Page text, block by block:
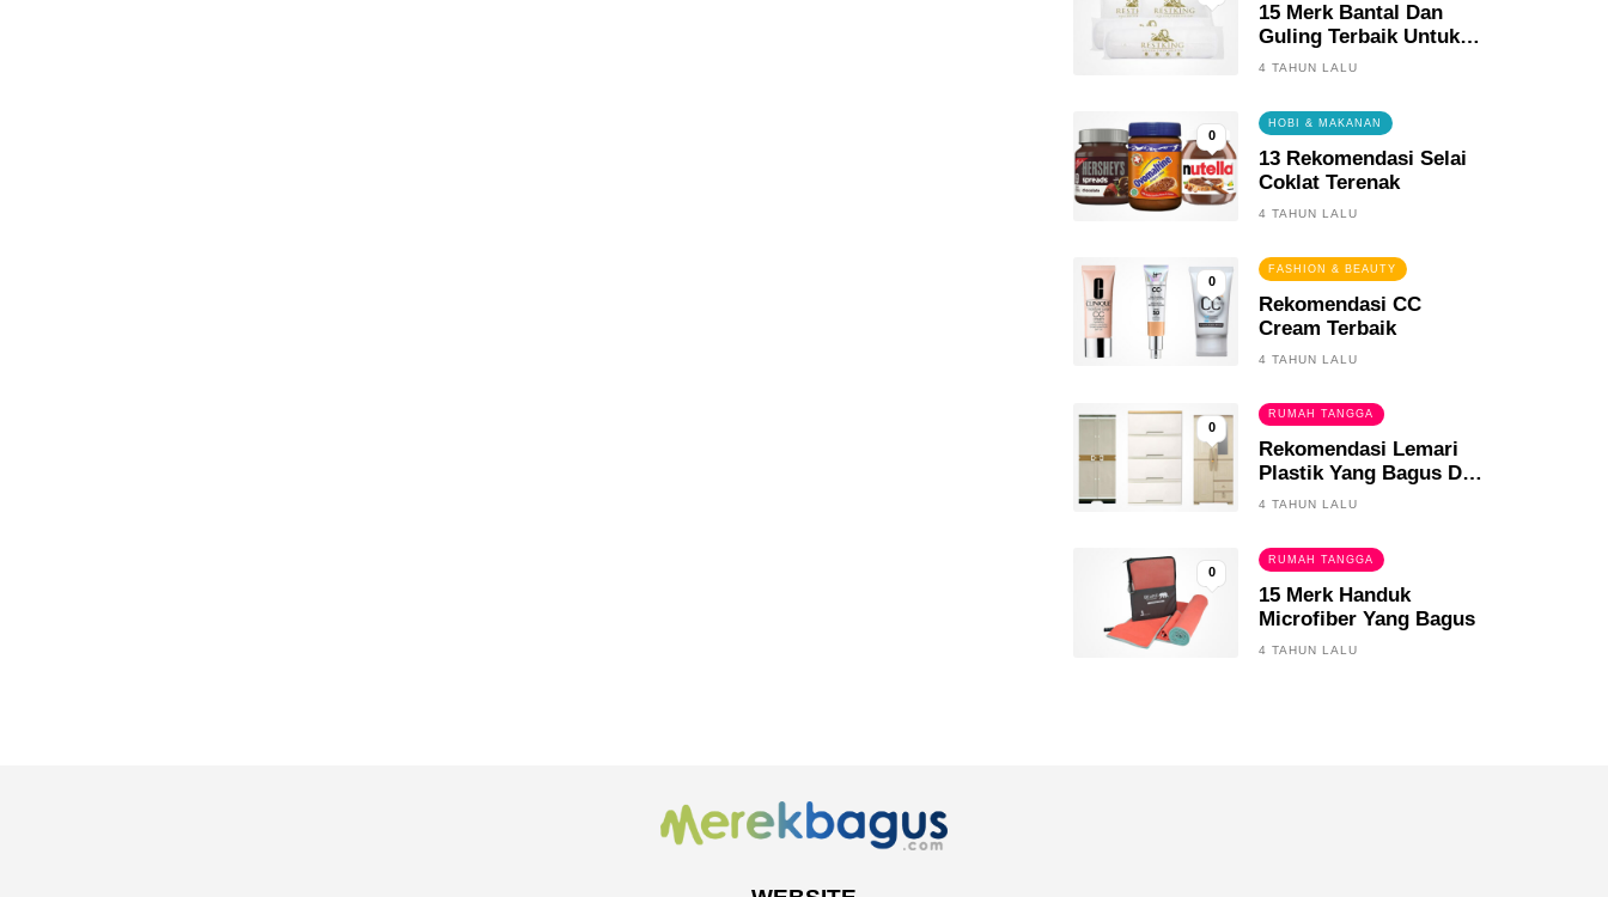
15 Merk Bantal Dan
Guling Terbaik Untuk
Tidur Yang Berkualitas
4 TAHUN LALU
0
HOBI & MAKANAN
13 Rekomendasi Selai
Coklat Terenak
4 TAHUN LALU
0
FASHION & BEAUTY
Rekomendasi CC
Cream Terbaik
4 TAHUN LALU
0
RUMAH TANGGA
Rekomendasi Lemari
Plastik Yang Bagus Dan
Tahan Lama
4 TAHUN LALU
0
RUMAH TANGGA
15 Merk Handuk
Microfiber Yang Bagus
4 TAHUN LALU